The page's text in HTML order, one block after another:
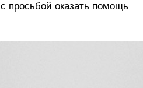
просьбой оказать помощь